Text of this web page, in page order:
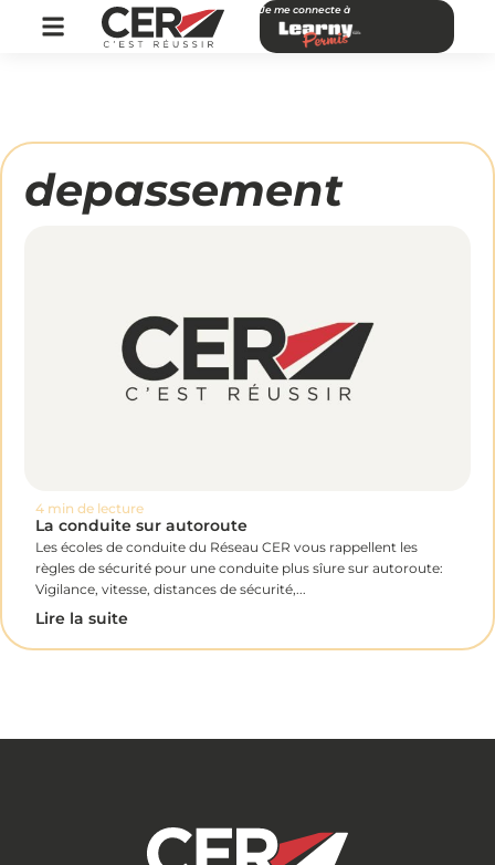
Je me connecte à
depassement
4 min de lecture
La conduite sur autoroute
Les écoles de conduite du Réseau CER vous rappellent les
règles de sécurité pour une conduite plus sîure sur autoroute:
Vigilance, vitesse, distances de sécurité,...
Lire la suite